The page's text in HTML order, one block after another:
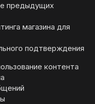
предыдущих
магазина для
подтверждения
контента